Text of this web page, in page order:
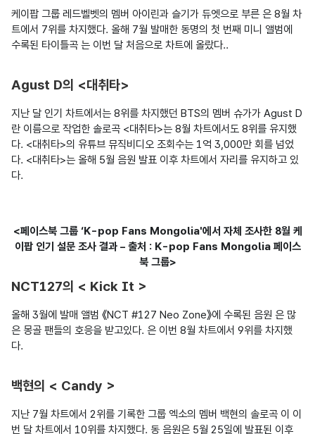
케이팝 그룹 레드벨벳의 멤버 아이린과 슬기가 듀엣으로 부른 은 8월 차
트에서 7위를 차지했다. 올해 7월 발매한 동명의 첫 번째 미니 앨범에
수록된 타이틀곡 는 이번 달 처음으로 차트에 올랐다..
Agust D의 <대취타>
지난 달 인기 차트에서는 8위를 차지했던 BTS의 멤버 슈가가 Agust D
란 이름으로 작업한 솔로곡 <대취타>는 8월 차트에서도 8위를 유지했
다. <대취타>의 유튜브 뮤직비디오 조회수는 1억 3,000만 회를 넘었
다. <대취타>는 올해 5월 음원 발표 이후 차트에서 자리를 유지하고 있
다.
<페이스북 그룹 ‘K-pop Fans Mongolia'에서 자체 조사한 8월 케
이팝 인기 설문 조사 결과 – 출처 : K-pop Fans Mongolia 페이스
북 그룹>
NCT127의 < Kick It >
올해 3월에 발매 앨범 《NCT #127 Neo Zone》에 수록된 음원 은 많
은 몽골 팬들의 호응을 받고있다. 은 이번 8월 차트에서 9위를 차지했
다.
백현의 < Candy >
지난 7월 차트에서 2위를 기록한 그룹 엑소의 멤버 백현의 솔로곡 이 이
번 달 차트에서 10위를 차지했다. 동 음원은 5월 25일에 발표된 이후